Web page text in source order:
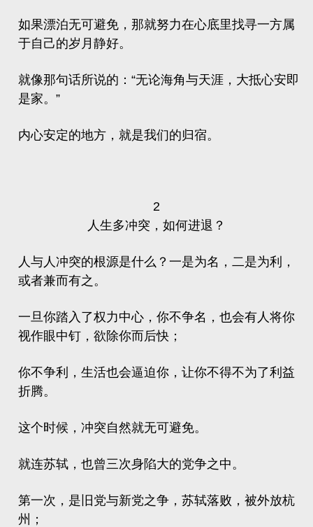
如果漂泊无可避免，那就努力在心底里找寻一方属
于自己的岁月静好。
就像那句话所说的：“无论海角与天涯，大抵心安即
是家。”
内心安定的地方，就是我们的归宿。
2
人生多冲突，如何进退？
人与人冲突的根源是什么？一是为名，二是为利，
或者兼而有之。
一旦你踏入了权力中心，你不争名，也会有人将你
视作眼中钉，欲除你而后快；
你不争利，生活也会逼迫你，让你不得不为了利益
折腾。
这个时候，冲突自然就无可避免。
就连苏轼，也曾三次身陷大的党争之中。
第一次，是旧党与新党之争，苏轼落败，被外放杭
州；